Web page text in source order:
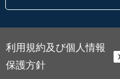
利用規約及び個人情報
保護方針